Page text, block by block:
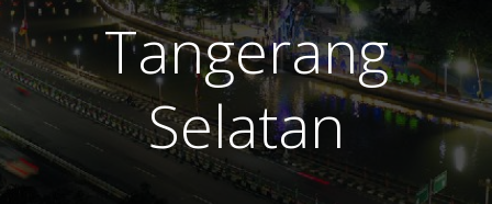
Tangerang
Selatan